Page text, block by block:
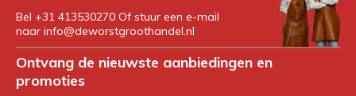
Bel +31 413530270 Of stuur een e-mail
naar info@deworstgroothandel.nl
Ontvang de nieuwste aanbiedingen en
promoties